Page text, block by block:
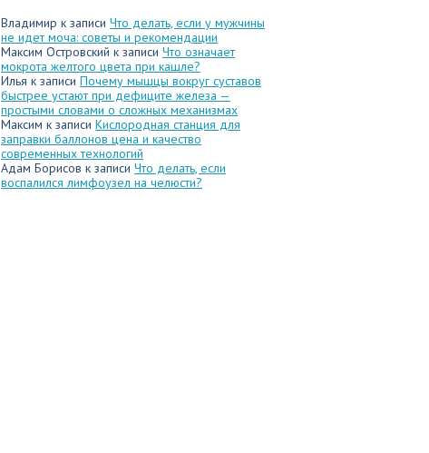
Владимир к записи Что делать, если у мужчины
не идет моча: советы и рекомендации
Максим Островский к записи Что означает
мокрота желтого цвета при кашле?
Илья к записи Почему мышцы вокруг суставов
быстрее устают при дефиците железа —
простыми словами о сложных механизмах
Максим к записи Кислородная станция для
заправки баллонов цена и качество
современных технологий
Адам Борисов к записи Что делать, если
воспалился лимфоузел на челюсти?